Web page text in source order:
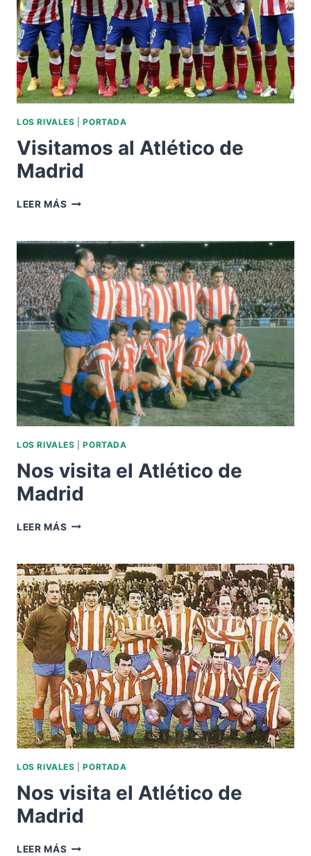
LOS RIVALES |PORTADA
Visitamos al Atlético de
Madrid
LEER MÁS VISITAMOS
DE
MADRID
LOS RIVALES |PORTADA
Nos visita el Atlético de
Madrid
LEER MÁS NOS
ATLÉTICO
DE
MADRID
LOS RIVALES |PORTADA
Nos visita el Atlético de
Madrid
LEER MÁS NOS